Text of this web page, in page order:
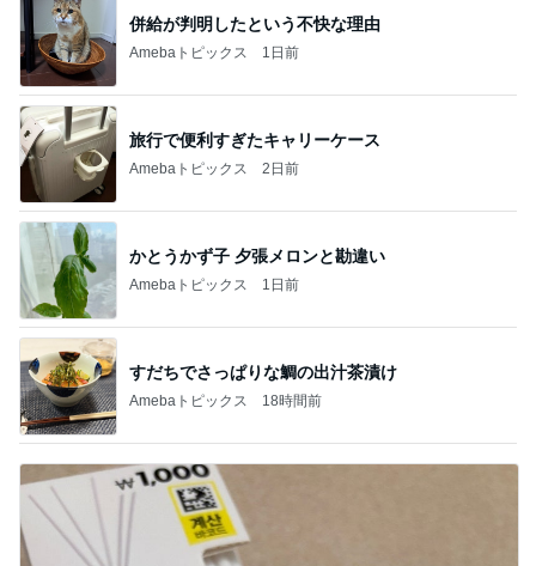
併給が判明したという不快な理由
Amebaトピックス 1日前
旅行で便利すぎたキャリーケース
Amebaトピックス 2日前
かとうかず子 夕張メロンと勘違い
Amebaトピックス 1日前
すだちでさっぱりな鯛の出汁茶漬け
Amebaトピックス 18時間前